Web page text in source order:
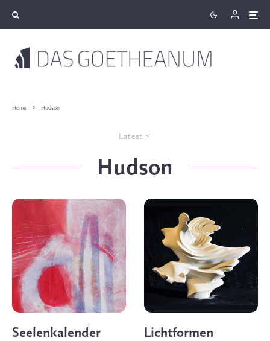
Home Hudson
Latest
Hudson
Seelenkalender
Lichtformen